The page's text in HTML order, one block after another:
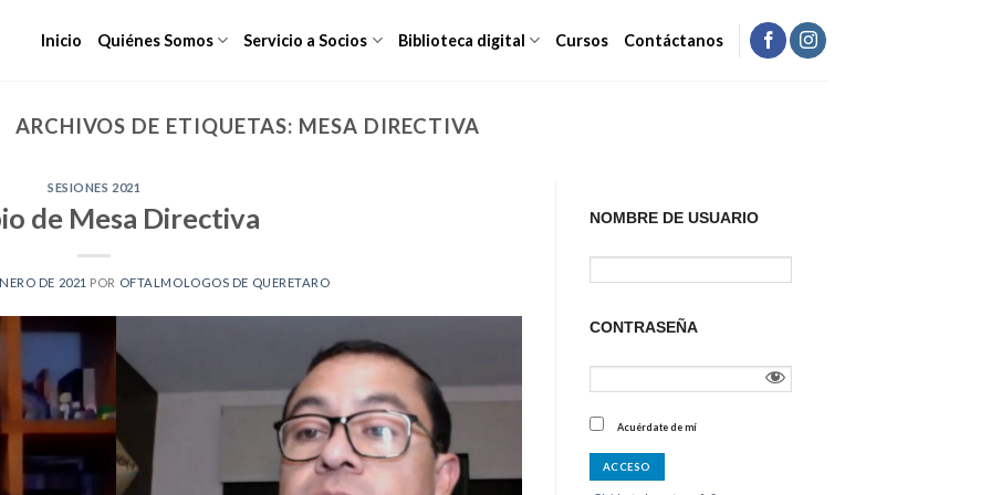
Inicio Quiénes Somos Servicio a Socios Biblioteca digital Cursos Contáctanos
ARCHIVOS DE ETIQUETAS: MESA DIRECTIVA
SESIONES 2021
de Mesa Directiva
DE 2021 POR OFTALMOLOGOS DE QUERETARO
NOMBRE DE USUARIO
CONTRASEÑA
Acuérdate de mí